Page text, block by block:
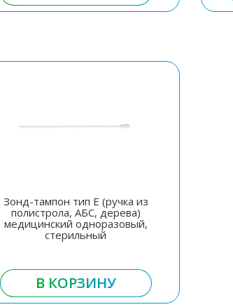
Зонд-тампон тип Е (ручка из
полистрола, АБС, дерева)
медицинский одноразовый,
стерильный
В КОРЗИНУ